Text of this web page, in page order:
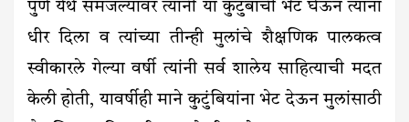
पुणे येथे समजल्यावर त्यांनी या कुटुंबाची भेट घेऊन त्यांना
धीर दिला व त्यांच्या तीन्ही मुलांचे शैक्षणिक पालकत्व
स्वीकारले गेल्या वर्षी त्यांनी सर्व शालेय साहित्याची मदत
केली होती, यावर्षीही माने कुटुंबियांना भेट देऊन मुलांसाठी